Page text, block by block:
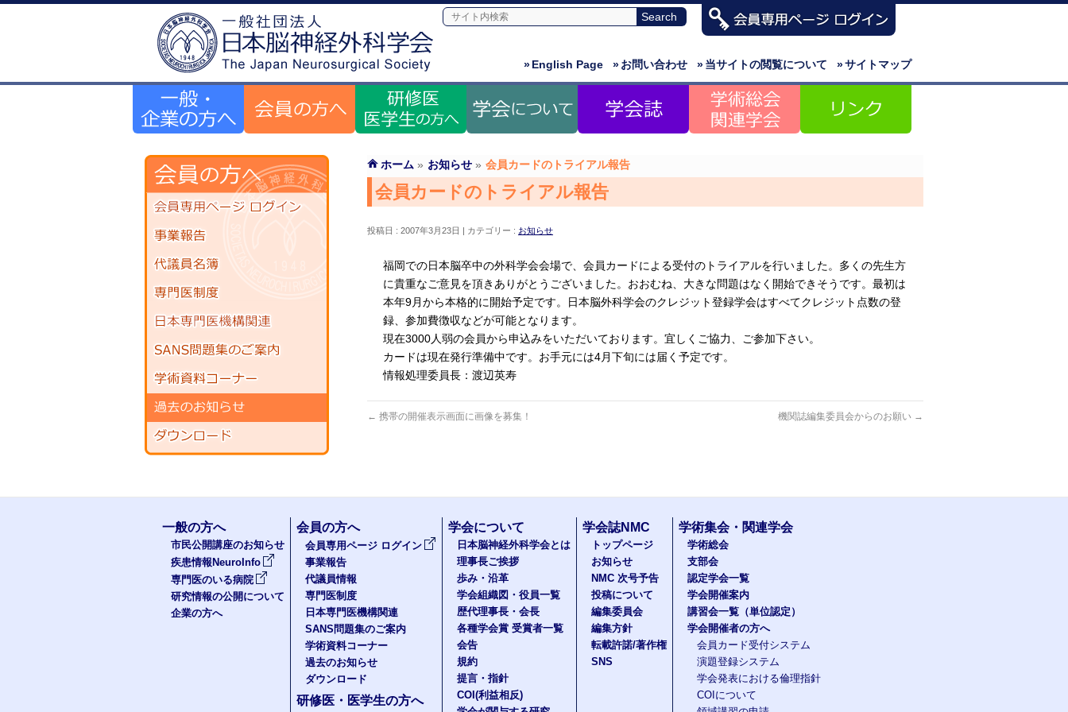
»サイトマップ
»当サイトの閲覧について
»お問い合わせ
»English Page
ホーム » お知らせ » 会員カードのトライアル報告
会員カードのトライアル報告
投稿日 : 2007年3月23日 カテゴリー : お知らせ
福岡での日本脳卒中の外科学会会場で、会員カードによる受付のトライアルを行いました。多くの先生方
に貴重なご意見を頂きありがとうございました。おおむね、大きな問題はなく開始できそうです。最初は
本年9月から本格的に開始予定です。日本脳外科学会のクレジット登録学会はすべてクレジット点数の登
録、参加費徴収などが可能となります。
現在3000人弱の会員から申込みをいただいております。宜しくご協力、ご参加下さい。
カードは現在発行準備中です。お手元には4月下旬には届く予定です。
情報処理委員長：渡辺英寿
← 携帯の開催表示画面に画像を募集！ 機関誌編集委員会からのお願い →
一般の方へ
市民公開講座のお知らせ
疾患情報NeuroInfo
専門医のいる病院
研究情報の公開について
企業の方へ
会員の方へ
会員専用ページ ログイン
事業報告
代議員情報
専門医制度
日本専門医機構関連
SANS問題集のご案内
学術資料コーナー
過去のお知らせ
ダウンロード
研修医・医学生の方へ
学会について
日本脳神経外科学会とは
理事長ご挨拶
歩み・沿革
学会組織図・役員一覧
歴代理事長・会長
各種学会賞 受賞者一覧
会告
規約
提言・指針
COI(利益相反)
学会誌NMC
トップページ
お知らせ
NMC 次号予告
投稿について
編集委員会
編集方針
転載許諾/著作権
SNS
学術集会・関連学会
学術総会
支部会
認定学会一覧
学会開催案内
講習会一覧（単位認定）
学会開催者の方へ
会員カード受付システム
演題登録システム
学会発表における倫理指針
COIについて